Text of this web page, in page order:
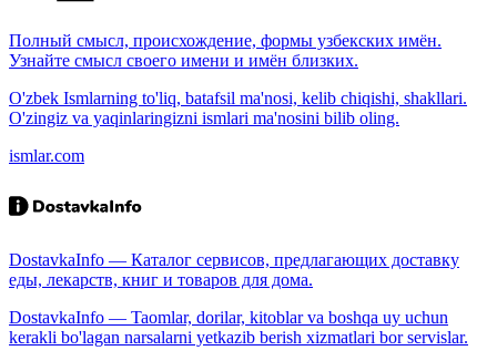
Полный смысл, происхождение, формы узбекских имён.
Узнайте смысл своего имени и имён близких.
O'zbek Ismlarning to'liq, batafsil ma'nosi, kelib chiqishi, shakllari.
O'zingiz va yaqinlaringizni ismlari ma'nosini bilib oling.
ismlar.com
DostavkaInfo — Каталог сервисов, предлагающих доставку
еды, лекарств, книг и товаров для дома.
DostavkaInfo — Taomlar, dorilar, kitoblar va boshqa uy uchun
kerakli bo'lagan narsalarni yetkazib berish xizmatlari bor servislar.